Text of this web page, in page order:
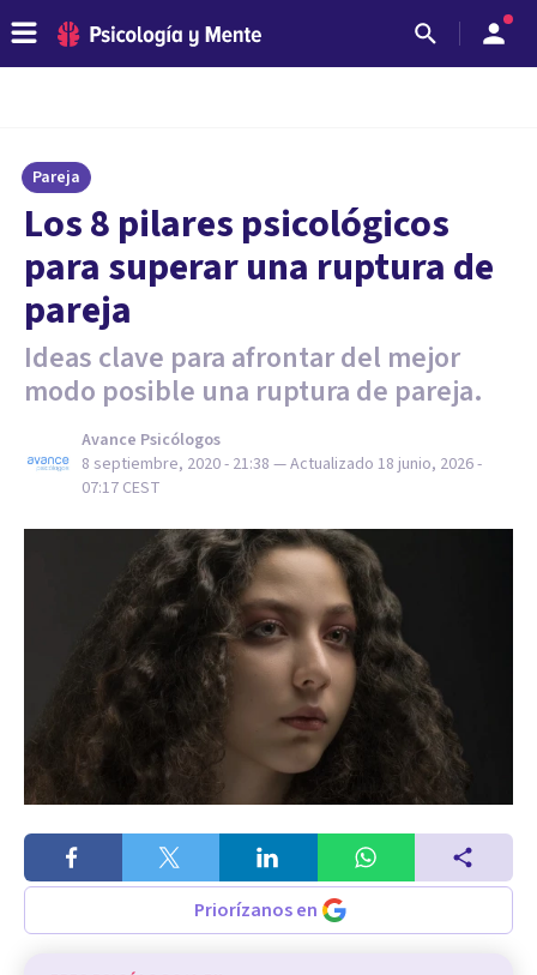
Pareja
Los 8 pilares psicológicos
para superar una ruptura de
pareja
Ideas clave para afrontar del mejor
modo posible una ruptura de pareja.
Avance Psicólogos
8 septiembre, 2020 - 21:38 — Actualizado 18 junio, 2026 -
07:17 CEST
Priorízanos en